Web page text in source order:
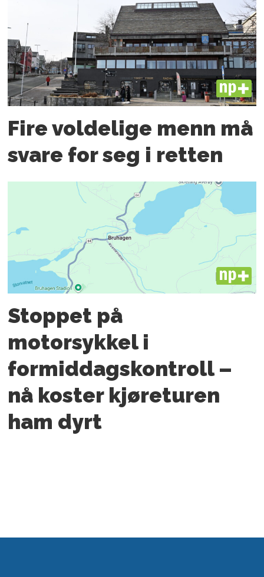
PLUS
Fire voldelige menn må
svare for seg i retten
PLUS
Stoppet på
motorsykkel i
formiddagskontroll –
nå koster kjøreturen
ham dyrt